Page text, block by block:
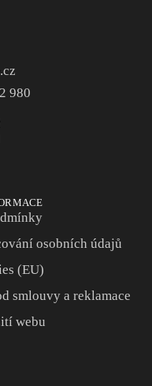
980
osobních údajů
(EU)
smlouvy a reklamace
webu